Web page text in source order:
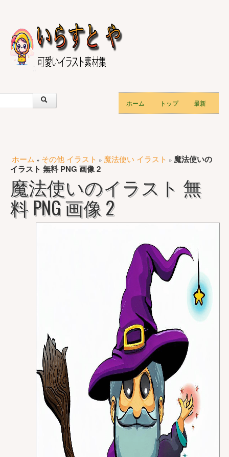
ホーム トップ 最新
ホーム » その他 イラスト » 魔法使い イラスト » 魔法使いの
イラスト 無料 PNG 画像 2
魔法使いのイラスト 無
料 PNG 画像 2